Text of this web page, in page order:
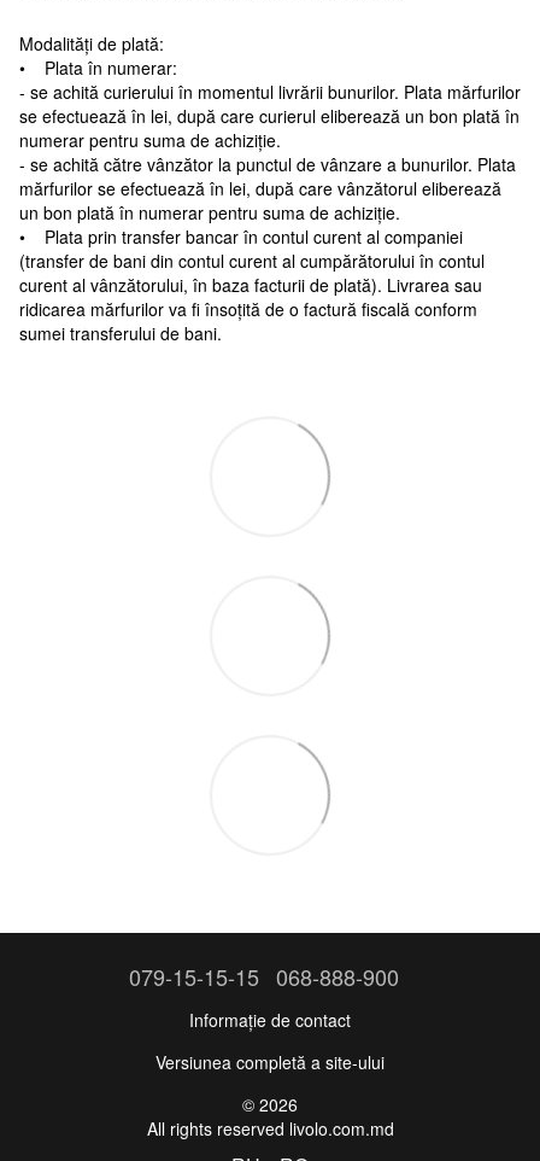
Modalități de plată:
• Plata în numerar:
- se achită curierului în momentul livrării bunurilor. Plata mărfurilor
se efectuează în lei, după care curierul eliberează un bon plată în
numerar pentru suma de achiziție.
- se achită către vânzător la punctul de vânzare a bunurilor. Plata
mărfurilor se efectuează în lei, după care vânzătorul eliberează
un bon plată în numerar pentru suma de achiziție.
• Plata prin transfer bancar în contul curent al companiei
(transfer de bani din contul curent al cumpărătorului în contul
curent al vânzătorului, în baza facturii de plată). Livrarea sau
ridicarea mărfurilor va fi însoțită de o factură fiscală conform
sumei transferului de bani.
079-15-15-15 068-888-900
Informație de contact
Versiunea completă a site-ului
© 2026
All rights reserved livolo.com.md